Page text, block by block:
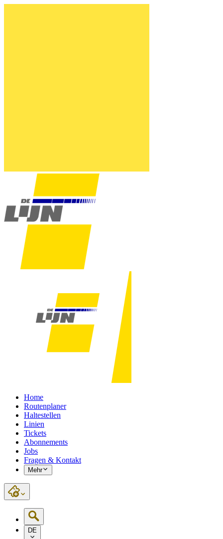
Home
Routenplaner
Haltestellen
Linien
Tickets
Abonnements
Jobs
Fragen & Kontakt
Mehr
DE